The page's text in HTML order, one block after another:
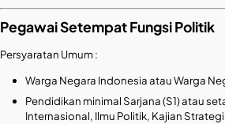
Pegawai Setempat Fungsi Politik
Persyaratan Umum :
Warga Negara Indonesia atau Warga
Pendidikan minimal Sarjana (S1) atau
Internasional, Ilmu Politik, Kajian